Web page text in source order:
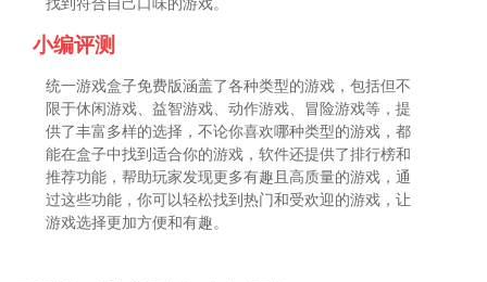
找到符合自己口味的游戏。
小编评测
统一游戏盒子免费版涵盖了各种类型的游戏，包括但不
限于休闲游戏、益智游戏、动作游戏、冒险游戏等，提
供了丰富多样的选择，不论你喜欢哪种类型的游戏，都
能在盒子中找到适合你的游戏，软件还提供了排行榜和
推荐功能，帮助玩家发现更多有趣且高质量的游戏，通
过这些功能，你可以轻松找到热门和受欢迎的游戏，让
游戏选择更加方便和有趣。